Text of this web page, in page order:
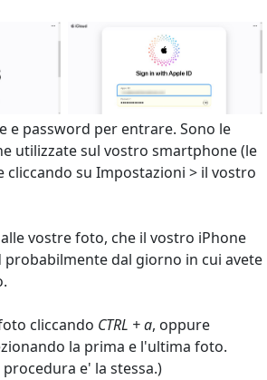
e password per entrare. Sono le
utilizzate sul vostro smartphone (le
cliccando su Impostazioni > il vostro
vostre foto, che il vostro iPhone
probabilmente dal giorno in cui avete
cliccando CTRL + a, oppure
la prima e l'ultima foto.
e' la stessa.)